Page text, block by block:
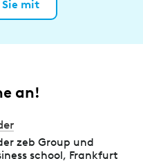
mit
an!
zeb Group und
school, Frankfurt